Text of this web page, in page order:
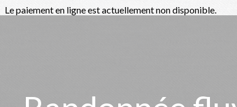
Le paiement en ligne est actuellement non disponible.